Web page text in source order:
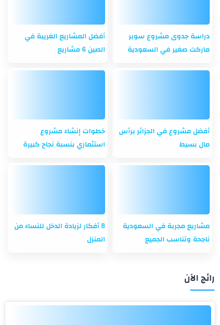
دراسة جدوى مشروع سوبر
ماركت صغير في السعودية
أفضل المشاريع الغريبة في
الصين 6 مشاريع
أفضل مشروع في الجزائر برأس
مال بسيط
خطوات إنشاء مشروع
استثماري بنسبة نجاح كبيرة
مشاريع مجربة في السعودية
ناجحة وتناسب الجميع
8 أفكار لزيادة الدخل للنساء من
المنزل
رائج الآن